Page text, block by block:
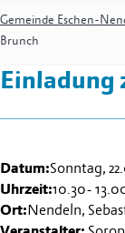
Gemeinde Eschen-
Brunch
Einladung
Datum:Sonntag,
Uhrzeit:10.30-
Ort:Nendeln,